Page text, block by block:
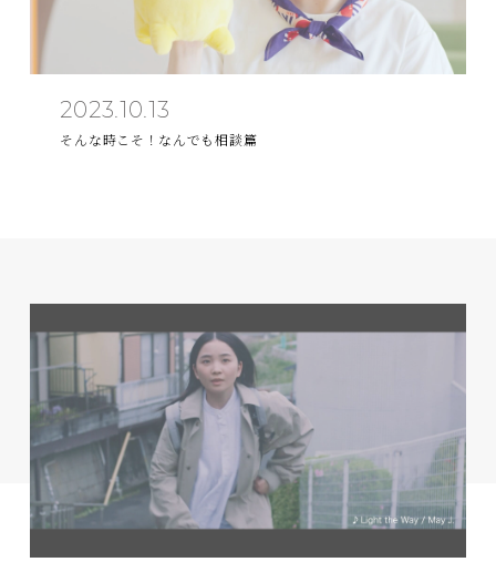
2023.10.13
そんな時こそ！なんでも相談篇